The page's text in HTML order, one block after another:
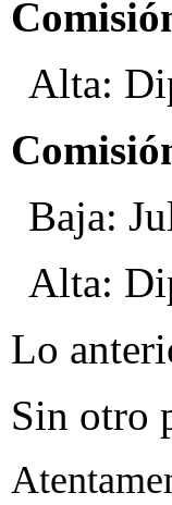
Alta:
Baja:
Alta:
Lo
Sin otro